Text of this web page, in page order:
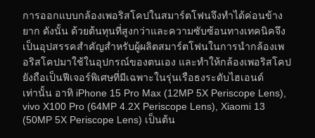
การออกแบบกล้องเพอริสโคปในสมาร์ตโฟนจึงทำได้ค่อนข้าง
ยาก ดังนั้น ด้วยต้นทุนที่สูงกว่าและความซับซ้อนทางเทคนิคจึง
เป็นอุปสรรคสำคัญสำหรับผู้ผลิตสมาร์ตโฟนในการนำกล้องเพ
อริสโคปมาใช้ในอุปกรณ์ของตนเอง และทำให้กล้องเพอริสโคป
ยังถือเป็นฟีเจอร์พิเศษที่มีเฉพาะในรุ่นเรือธงระดับไฮเอนด์
เท่านั้น อาทิ iPhone 15 Pro Max (12MP 5X Periscope Lens),
vivo X100 Pro (64MP 4.2X Periscope Lens), Xiaomi 13
(50MP 5X Periscope Lens) เป็นต้น